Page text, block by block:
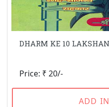
DHARM KE 10
Price: ₹ 20/-
ADD